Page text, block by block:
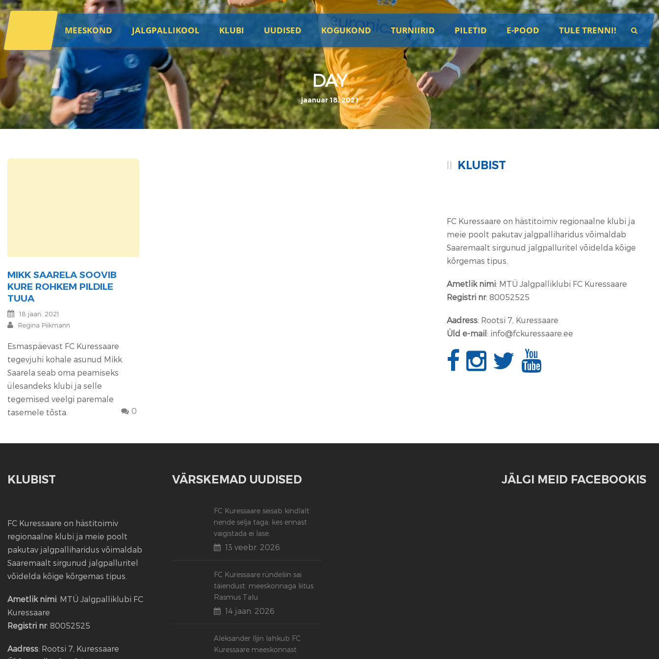
MEESKOND JALGPALLIKOOL KLUBI UUDISED KOGUKOND TURNIIRID PILETID E-POOD TULE TRENNI!
DAY
jaanuar 18, 2021
MIKK SAARELA SOOVIB
KURE ROHKEM PILDILE
TUUA
18 jaan. 2021
Regina Piikmann
Esmaspäevast FC Kuressaare
tegevjuhi kohale asunud Mikk
Saarela seab oma peamiseks
ülesandeks klubi ja selle
tegemised veelgi paremale
tasemele tõsta.
0
KLUBIST
FC Kuressaare on hästitoimiv regionaalne klubi ja
meie poolt pakutav jalgpalliharidus võimaldab
Saaremaalt sirgunud jalgpalluritel võidelda kõige
kõrgemas tipus.
Ametlik nimi: MTÜ Jalgpalliklubi FC Kuressaare
Registri nr: 80052525
Aadress: Rootsi 7, Kuressaare
Üld e-mail: info@fckuressaare.ee
KLUBIST
FC Kuressaare on hästitoimiv
regionaalne klubi ja meie poolt
pakutav jalgpalliharidus võimaldab
Saaremaalt sirgunud jalgpalluritel
võidelda kõige kõrgemas tipus.
Ametlik nimi: MTÜ Jalgpalliklubi FC
Kuressaare
Registri nr: 80052525
Aadress: Rootsi 7, Kuressaare
VÄRSKEMAD UUDISED
FC Kuressaare seisab kindlalt
nende selja taga, kes ennast
vaigistada ei lase.
13 veebr. 2026
FC Kuressaare ründeliin sai
täiendust: meeskonnaga liitus
Rasmus Talu
14 jaan. 2026
Aleksander Iljin lahkub FC
Kuressaare meeskonnast
JÄLGI MEID FACEBOOKIS